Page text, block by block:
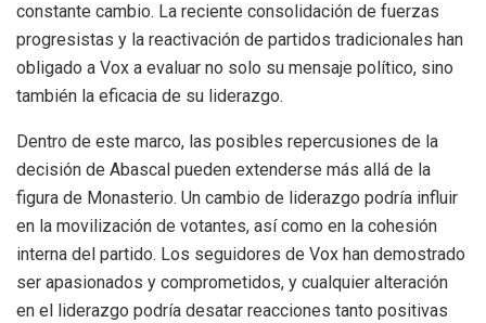
constante cambio. La reciente consolidación de fuerzas
progresistas y la reactivación de partidos tradicionales han
obligado a Vox a evaluar no solo su mensaje político, sino
también la eficacia de su liderazgo.
Dentro de este marco, las posibles repercusiones de la
decisión de Abascal pueden extenderse más allá de la
figura de Monasterio. Un cambio de liderazgo podría influir
en la movilización de votantes, así como en la cohesión
interna del partido. Los seguidores de Vox han demostrado
ser apasionados y comprometidos, y cualquier alteración
en el liderazgo podría desatar reacciones tanto positivas